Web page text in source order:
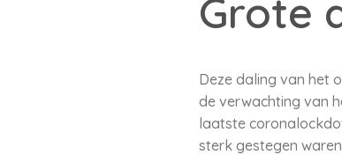
Grote
Deze daling van het
de verwachting van
laatste
sterk gestegen